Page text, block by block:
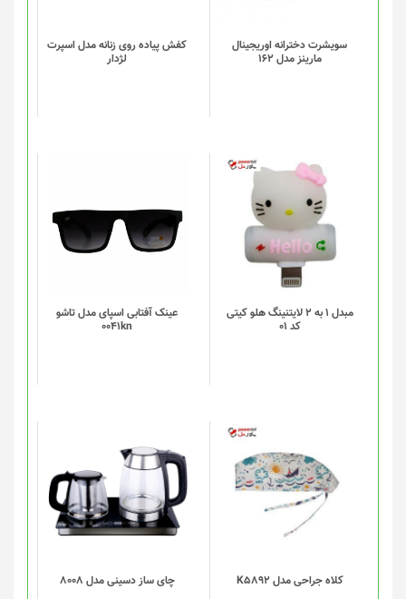
سویشرت دخترانه اوریجینال
مارینز مدل 162
کفش پیاده روی زنانه مدل اسپرت
لژدار
گزینه
ها
مبدل 1 به 2 لایتنینگ هلو کیتی
کد 01
عینک آفتابی اسپای مدل تاشو
0041kn
کلاه جراحی مدل K5892 چای ساز دسینی مدل 8008
محصول
دارای
انواع
مختلفی
می
گزینه